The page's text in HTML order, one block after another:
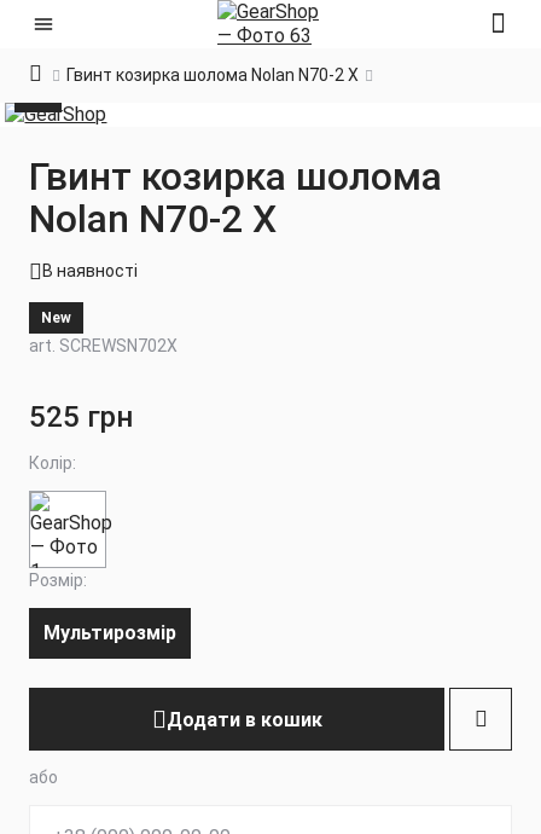
Гвинт козирка шолома Nolan N70-2 X
Гвинт козирка шолома
Nolan N70-2 X
В наявності
New
art. SCREWSN702X
525 грн
Колір:
Розмір:
Мультирозмір
Додати в кошик
або